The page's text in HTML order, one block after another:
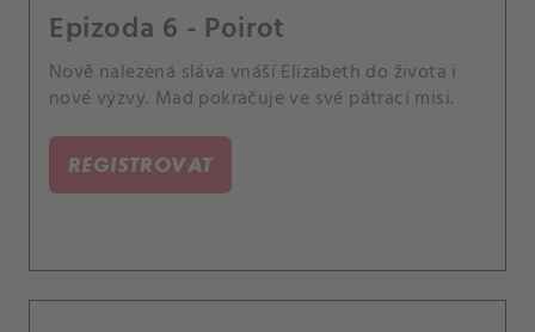
Epizoda 6 - Poirot
Nově nalezená sláva vnáší Elizabeth do života i
nové výzvy. Mad pokračuje ve své pátrací misi.
REGISTROVAT